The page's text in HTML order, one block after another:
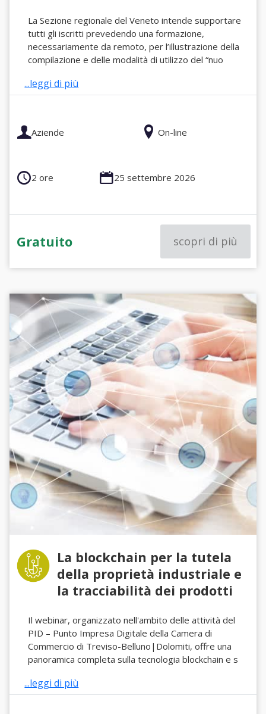
La Sezione regionale del Veneto intende supportare
tutti gli iscritti prevedendo una formazione,
necessariamente da remoto, per l’illustrazione della
compilazione e delle modalità di utilizzo del “nuo
...leggi di più
Aziende On-line
2 ore 25 settembre 2026
Gratuito scopri di più
La blockchain per la tutela
della proprietà industriale e
la tracciabilità dei prodotti
Il webinar, organizzato nell'ambito delle attività del
PID – Punto Impresa Digitale della Camera di
Commercio di Treviso-Belluno|Dolomiti, offre una
panoramica completa sulla tecnologia blockchain e s
...leggi di più